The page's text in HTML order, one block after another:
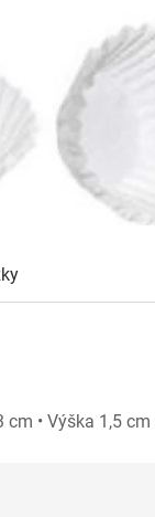
cm • Výška 1,5 cm